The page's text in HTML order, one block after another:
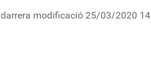
darrera modificació 25/03/2020